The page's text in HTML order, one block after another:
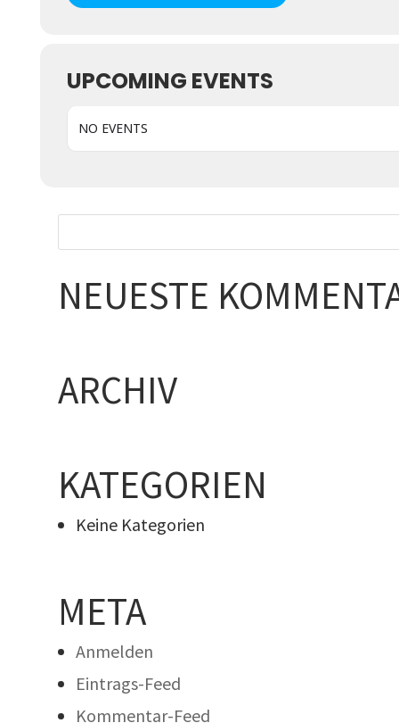
UPCOMING EVENTS
NO EVENTS
NEUESTE
ARCHIV
KATEGORIEN
Keine Kategorien
META
Anmelden
Eintrags-Feed
Kommentar-Feed